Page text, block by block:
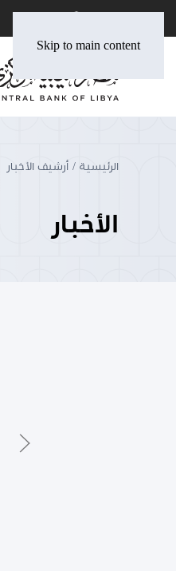
Skip to main content
الرئيسية أرشيف الأخبار
الأخبار